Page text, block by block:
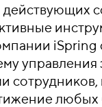
iSpring
управления
сотрудников,
любых